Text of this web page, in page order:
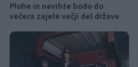
Plohe in nevihte bodo do
večera zajele večji del države